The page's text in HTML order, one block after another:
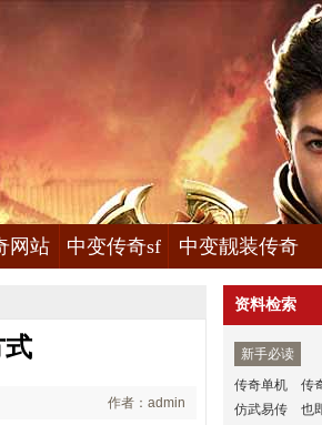
网站 中变传奇sf 中变靓装传奇
式
作者：admin
资料检索
新手必读
传奇单机
传
仿武易传
也